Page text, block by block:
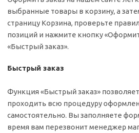
выбранные товары в корзину, а
страницу Корзина, проверьте
позиций и нажмите кнопку
«Быстрый заказ».
Быстрый заказ
Функция «Быстрый заказ»
проходить всю процедуру
самостоятельно. Вы заполняете
время вам перезвонит менеджер